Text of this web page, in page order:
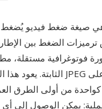
الضغط بين
من أولى الطرق